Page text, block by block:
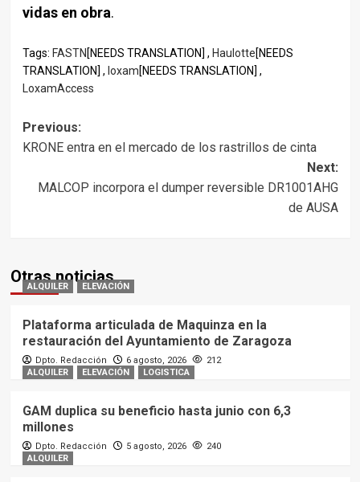
vidas en obra.
Tags: FASTN [NEEDS TRANSLATION] , Haulotte[NEEDS
TRANSLATION] , loxam[NEEDS TRANSLATION] ,
LoxamAccess
Post
Previous:
KRONE entra en el mercado de los rastrillos de cinta
Next:
MALCOP incorpora el dumper reversible DR1001AHG
de AUSA
Otras noticias
ALQUILER ELEVACIÓN
Plataforma articulada de Maquinza en la
restauración del Ayuntamiento de Zaragoza
Dpto. Redacción 6 agosto, 2026
212
ALQUILER
ELEVACIÓN LOGISTICA
GAM duplica su beneficio hasta junio con 6,3
millones
Dpto. Redacción 5 agosto, 2026
240
ALQUILER